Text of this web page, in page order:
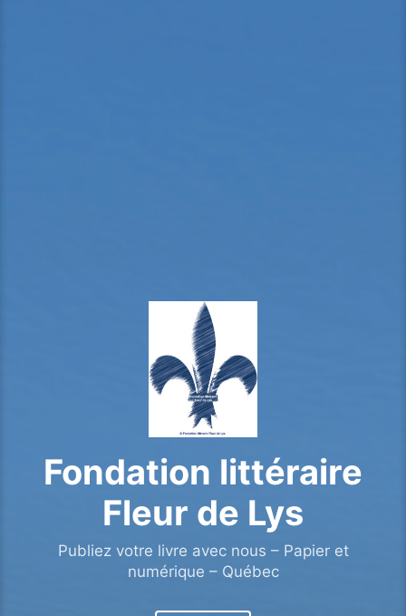
Fondation littéraire
Fleur de Lys
Publiez votre livre avec nous – Papier et
numérique – Québec